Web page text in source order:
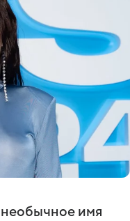
необычное имя